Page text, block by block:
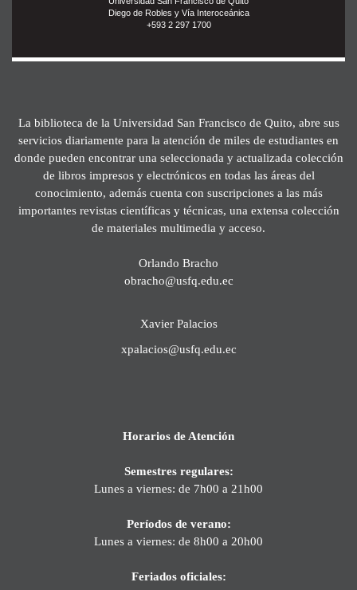
Diego de Robles y Vía Interoceánica
+593 2 297 1700
La biblioteca de la Universidad San Francisco de Quito, abre sus
servicios diariamente para la atención de miles de estudiantes en
donde pueden encontrar una seleccionada y actualizada colección
de libros impresos y electrónicos en todas las áreas del
conocimiento, además cuenta con suscripciones a las más
importantes revistas científicas y técnicas, una extensa colección
de materiales multimedia y acceso.
Orlando Bracho
obracho@usfq.edu.ec
Xavier Palacios
xpalacios@usfq.edu.ec
Horarios de Atención
Semestres regulares:
Lunes a viernes: de 7h00 a 21h00
Períodos de verano:
Lunes a viernes: de 8h00 a 20h00
Feriados oficiales: